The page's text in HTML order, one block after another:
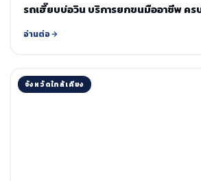
รถเฮี๊ยบบ่อวิน บริการยกขนมืออาชีพ ค
อ่านต่อ
จังหวัดใกล้เคียง